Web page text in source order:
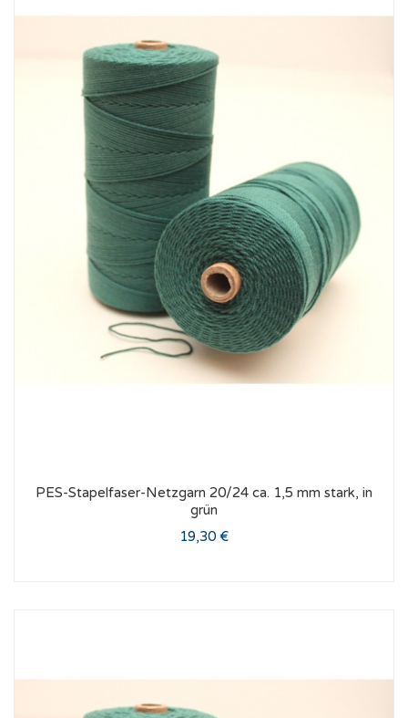
PES-Stapelfaser-Netzgarn 20/24 ca. 1,5 mm stark, in
grün
19,30 €